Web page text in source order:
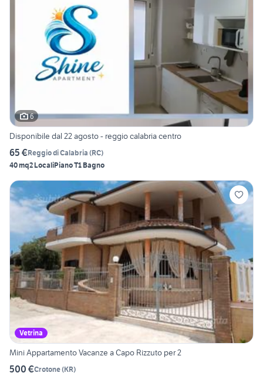
6
Disponibile dal 22 agosto - reggio calabria centro
65 €Reggio di Calabria (RC)
40 mq2 LocaliPiano T1 Bagno
Vetrina
Mini Appartamento Vacanze a Capo Rizzuto per 2
500 €Crotone(KR)